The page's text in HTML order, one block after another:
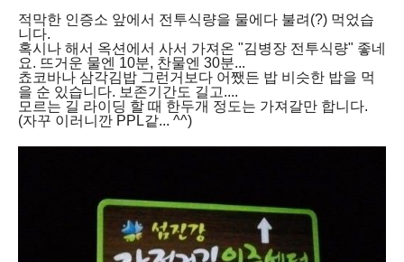
적막한 인증소 앞에서 전투식량을 물에다 불려(?) 먹었습
니다.
혹시나 해서 옥션에서 사서 가져온 "김병장 전투식량" 좋네
요. 뜨거운 물엔 10분, 찬물엔 30분...
쵸코바나 삼각김밥 그런거보다 어쨌든 밥 비슷한 밥을 먹
을 순 있습니다. 보존기간도 길고....
모르는 길 라이딩 할 때 한두개 정도는 가져갈만 합니다.
(자꾸 이러니깐 PPL같... ^^)